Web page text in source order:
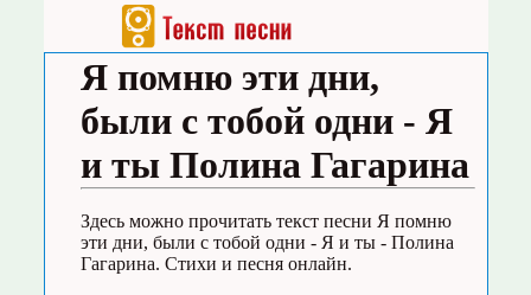
Я помню эти дни,
были с тобой одни - Я
и ты Полина Гагарина
Здесь можно прочитать текст песни Я помню
эти дни, были с тобой одни - Я и ты - Полина
Гагарина. Стихи и песня онлайн.